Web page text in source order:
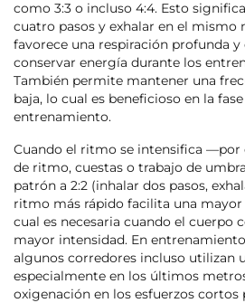
como 3:3 o incluso 4:4. Esto
cuatro pasos y exhalar en el mismo
favorece una respiración profunda y
conservar energía durante los
También permite mantener una
baja, lo cual es beneficioso en la
entrenamiento.
Cuando el ritmo se intensifica —por
de ritmo, cuestas o trabajo de
patrón a 2:2 (inhalar dos pasos,
ritmo más rápido facilita una mayor
cual es necesaria cuando el cuerpo
mayor intensidad. En
algunos corredores incluso utilizan
especialmente en los últimos
oxigenación en los esfuerzos cortos